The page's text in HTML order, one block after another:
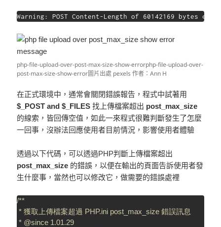
Warning: POST Content-Length of 60142169 bytes
php-file-upload-over-post-max-size-show-errorphp-file-upload-over-
post-max-size-show-error圖片出處 pexels 作者：Ann H
在正式環境中，通常會關閉錯誤報告，程式中試著用
$_POST and $_FILES 找上傳檔案超出 post_max_size
的線索，皆回傳空值，如此一來程式很難判斷發生了怎麼
一回事，沒辦法回應使用者目前情況，影響使用者體驗
透過以下代碼，可以透過PHP判斷上傳檔案超出
post_max_size 的錯誤，以便在輸出的頁面告訴使用者發
生什麼事，當然也可以修改它，做需要的錯誤處裡
/**
* 獲取上傳檔案超過 PHP.ini post_max_size 錯誤訊息
* @since 1.01.29